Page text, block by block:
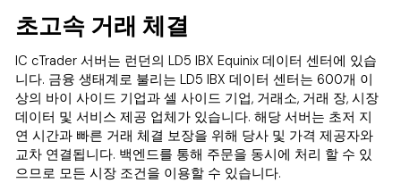
초고속 거래 체결
IC cTrader 서버는 런던의 LD5 IBX Equinix 데이터 센터에 있습
니다. 금융 생태계로 불리는 LD5 IBX 데이터 센터는 600개 이
상의 바이 사이드 기업과 셀 사이드 기업, 거래소, 거래 장, 시장
데이터 및 서비스 제공 업체가 있습니다. 해당 서버는 초저 지
연 시간과 빠른 거래 체결 보장을 위해 당사 및 가격 제공자와
교차 연결됩니다. 백엔드를 통해 주문을 동시에 처리 할 수 있
으므로 모든 시장 조건을 이용할 수 있습니다.